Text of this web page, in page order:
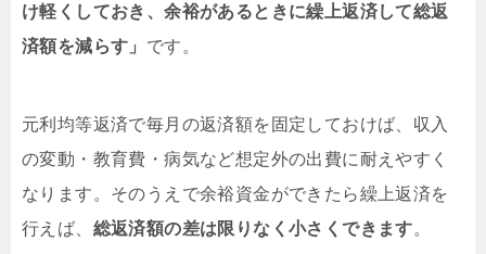
け軽くしておき、余裕があるときに繰上返済して総返
済額を減らす」 です。
元利均等返済で毎月の返済額を固定しておけば、収入
の変動・教育費・病気など想定外の出費に耐えやすく
なります。そのうえで余裕資金ができたら繰上返済を
行えば、 総返済額の差は限りなく小さくできます。